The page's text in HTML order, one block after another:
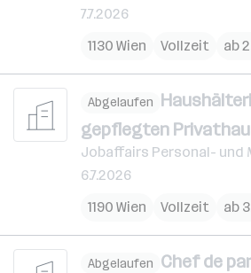
7.7.2026
1130 Wien
Vollzeit ab
Abgelaufen
gepflegten
Jobaffairs Personal- und
6.7.2026
1190 Wien
Vollzeit ab
Abgelaufen Chef de